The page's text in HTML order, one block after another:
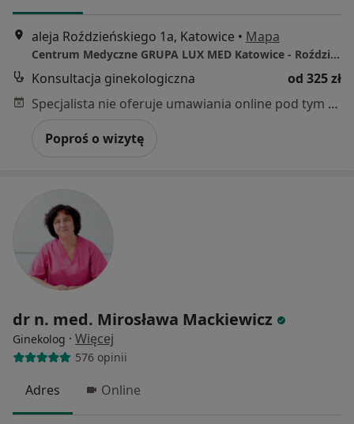
aleja Roździeńskiego 1a, Katowice • Mapa
Centrum Medyczne GRUPA LUX MED Katowice - Roździeńskiego 1A
Konsultacja ginekologiczna
od 325 zł
Specjalista nie oferuje umawiania online pod tym adresem.
Poproś o wizytę
dr n. med. Mirosława Mackiewicz
Ginekolog · Więcej
576 opinii
Adres Online